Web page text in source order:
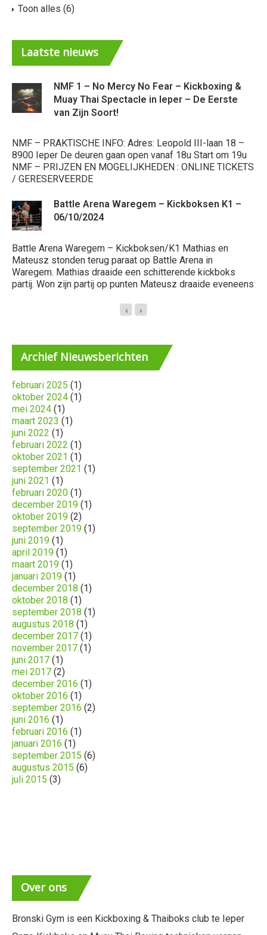
Toon alles (6)
Laatste nieuws
NMF 1 – No Mercy No Fear – Kickboxing &
Muay Thai Spectacle in Ieper – De Eerste
van Zijn Soort!
NMF – PRAKTISCHE INFO: Adres: Leopold III-laan 18 –
8900 Ieper De deuren gaan open vanaf 18u Start om 19u
NMF – PRIJZEN EN MOGELIJKHEDEN : ONLINE TICKETS
/ GERESERVEERDE
Battle Arena Waregem – Kickboksen K1 –
06/10/2024
Battle Arena Waregem – Kickboksen/K1 Mathias en
Mateusz stonden terug paraat op Battle Arena in
Waregem. Mathias draaide een schitterende kickboks
partij. Won zijn partij op punten Mateusz draaide eveneens
ArchiefNieuwsberichten
februari 2025 (1)
oktober 2024 (1)
mei 2024 (1)
maart 2023 (1)
juni 2022 (1)
februari 2022 (1)
oktober 2021 (1)
september 2021 (1)
juni 2021 (1)
februari 2020 (1)
december 2019 (1)
oktober 2019 (2)
september 2019 (1)
juni 2019 (1)
april 2019 (1)
maart 2019 (1)
januari 2019 (1)
december 2018 (1)
oktober 2018 (1)
september 2018 (1)
augustus 2018 (1)
december 2017 (1)
november 2017 (1)
juni 2017 (1)
mei 2017 (2)
december 2016 (1)
oktober 2016 (1)
september 2016 (2)
juni 2016 (1)
februari 2016 (1)
januari 2016 (1)
september 2015 (6)
augustus 2015 (6)
juli 2015 (3)
Overons
Bronski Gym is een Kickboxing & Thaiboks club te Ieper